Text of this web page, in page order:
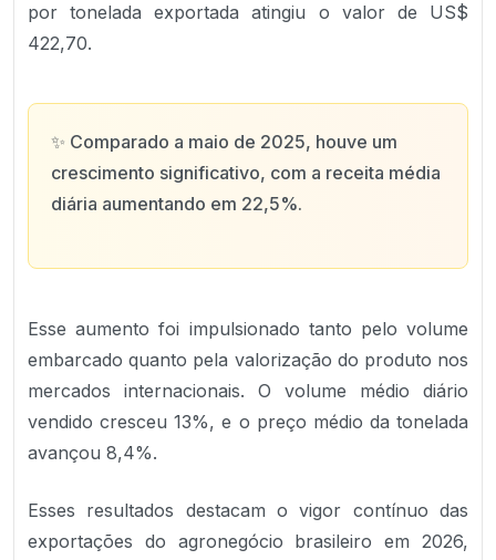
por tonelada exportada atingiu o valor de US$
422,70.
✨ Comparado a maio de 2025, houve um
crescimento significativo, com a receita média
diária aumentando em 22,5%.
Esse aumento foi impulsionado tanto pelo volume
embarcado quanto pela valorização do produto nos
mercados internacionais. O volume médio diário
vendido cresceu 13%, e o preço médio da tonelada
avançou 8,4%.
Esses resultados destacam o vigor contínuo das
exportações do agronegócio brasileiro em 2026,